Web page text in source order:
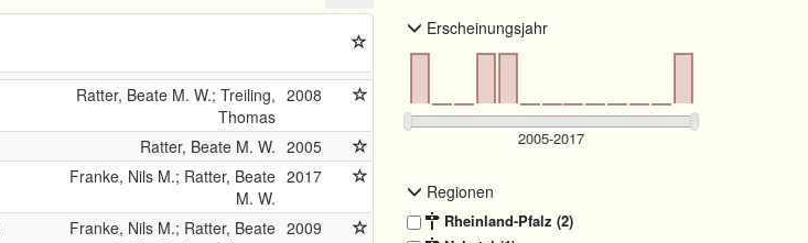
Ratter, Beate M. W.; Treiling,
Thomas
2008
Ratter, Beate M. W. 2005
Franke, Nils M.; Ratter, Beate
M. W.
2017
Franke, Nils M.; Ratter, Beate 2009
Erscheinungsjahr
Regionen
Rheinland-Pfalz (2)